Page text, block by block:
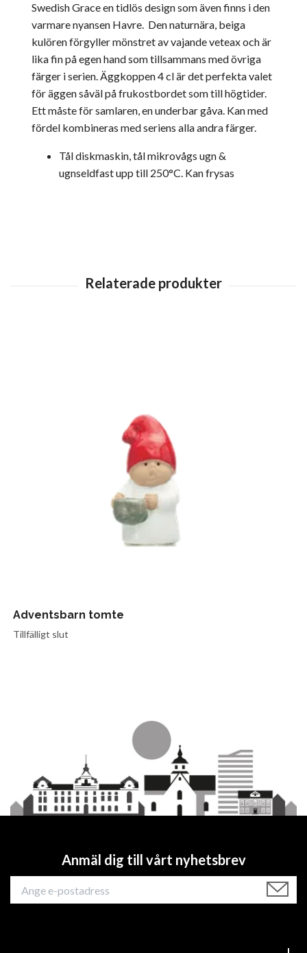
Swedish Grace en tidlös design som även finns i den
varmare nyansen Havre. Den naturnära, beiga
kulören förgyller mönstret av vajande veteax och är
lika fin på egen hand som tillsammans med övriga
färger i serien. Äggkoppen 4 cl är det perfekta valet
för äggen såväl på frukostbordet som till högtider.
Ett måste för samlaren, en underbar gåva. Kan med
fördel kombineras med seriens alla andra färger.
Tål diskmaskin, tål mikrovågs ugn &
ugnseldfast upp till 250°C. Kan frysas
Adventsbarn tomte
Tillfälligt slut
Anmäl dig till vårt nyhetsbrev